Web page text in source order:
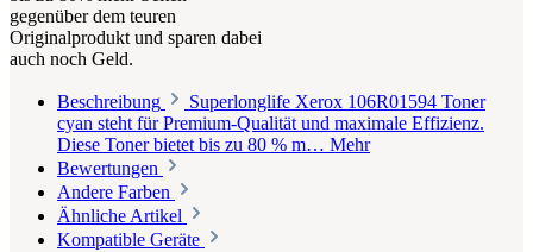
gegenüber dem teuren
Originalprodukt und sparen dabei
auch noch Geld.
Beschreibung
Superlonglife Xerox 106R01594 Toner
cyan steht für Premium-Qualität und maximale Effizienz.
Diese Toner bietet bis zu 80 % m… Mehr
Bewertungen
Andere Farben
Ähnliche Artikel
Kompatible Geräte